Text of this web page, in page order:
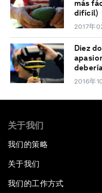
más
difícil)
2017年
Diez
2016年
关于我们
我们的策略
关于我们
我们的工作方式